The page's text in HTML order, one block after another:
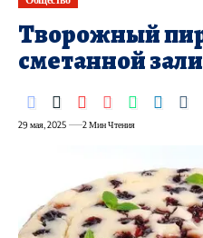
Творожный
сметанной
29 мая, 2025 2 Мин Чтения